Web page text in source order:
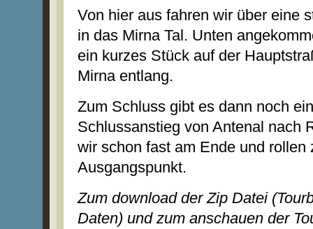
Von hier aus fahren wir über eine
in das Mirna Tal. Unten
ein kurzes Stück auf der
Mirna entlang.
Zum Schluss gibt es dann noch
Schlussanstieg von Antenal nach
wir schon fast am Ende und rollen
Ausgangspunkt.
Zum download der Zip Datei
Daten) und zum anschauen der